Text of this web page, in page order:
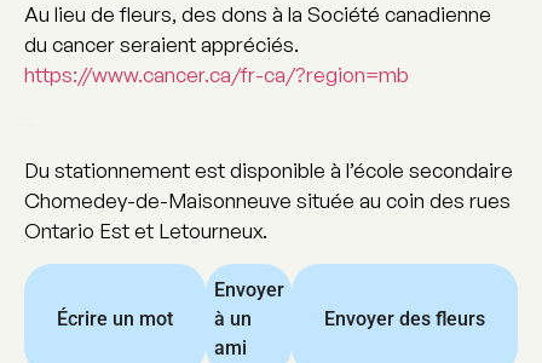
Au lieu de fleurs, des dons à la Société canadienne
du cancer seraient appréciés.
https://www.cancer.ca/fr-ca/?region=mb
Du stationnement est disponible à l’école secondaire
Chomedey-de-Maisonneuve située au coin des rues
Ontario Est et Letourneux.
Écrire un mot
Envoyer
à un
ami
Envoyer des fleurs